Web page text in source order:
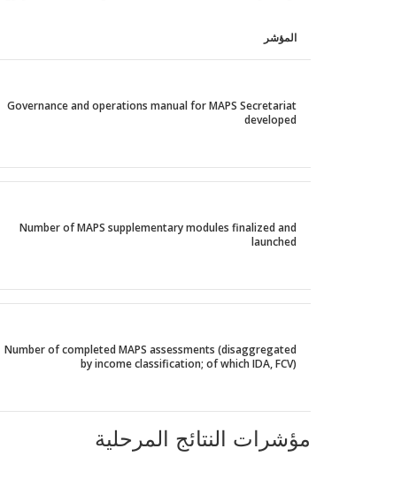
المؤشر
Governance and operations manual for MAPS Secretariat
developed
Number of MAPS supplementary modules finalized and
launched
Number of completed MAPS assessments (disaggregated
by income classification; of which IDA, FCV)
مؤشرات النتائج المرحلية